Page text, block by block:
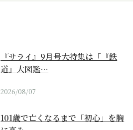
『サライ』9月号大特集は「『鉄
道』大図鑑…
2026/08/07
101歳で亡くなるまで「初心」を胸